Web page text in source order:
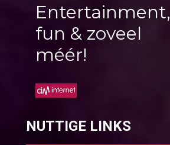
Entertainment,
fun & zoveel
méér!
NUTTIGE LINKS